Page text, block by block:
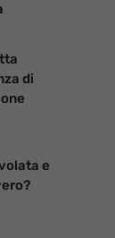
di
e